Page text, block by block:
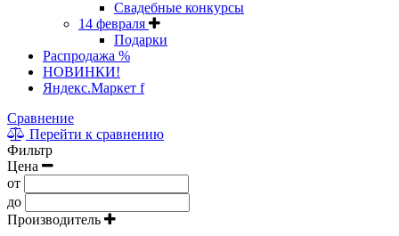
Свадебные конкурсы
14 февраля
Подарки
Распродажа %
НОВИНКИ!
Яндекс.Маркет f
Сравнение
Перейти к сравнению
Фильтр
Цена
от
до
Производитель